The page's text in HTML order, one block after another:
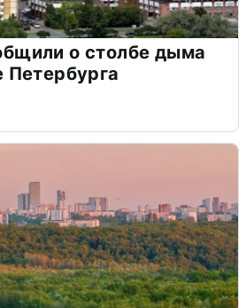
о столбе дыма
Петербурга